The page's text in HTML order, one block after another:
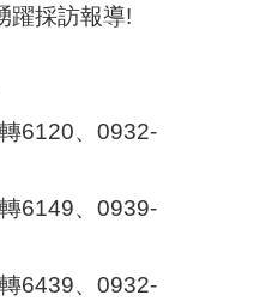
躍採訪報導!
6120、0932-
6149、0939-
6439、0932-